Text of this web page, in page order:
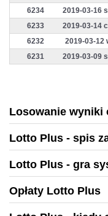
6234
2019-03-16
6233
2019-03-14
6232
2019-03-12
6231
2019-03-09
Losowanie wyniki
Lotto Plus - spis
Lotto Plus - gra
Opłaty Lotto Plus